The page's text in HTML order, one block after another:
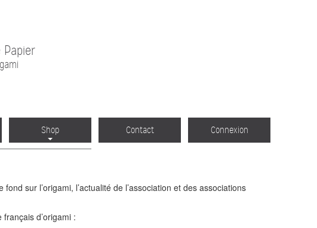
Papier
Shop Contact Connexion
sur l’origami, l’actualité de l’association et des associations
d’origami :